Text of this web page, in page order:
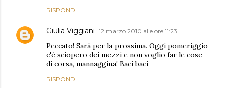
RISPONDI
Giulia Viggiani 12 marzo 2010 alle ore 11:23
Peccato! Sarà per la prossima. Oggi pomeriggio
c'è sciopero dei mezzi e non voglio far le cose
di corsa, mannaggina! Baci baci
RISPONDI